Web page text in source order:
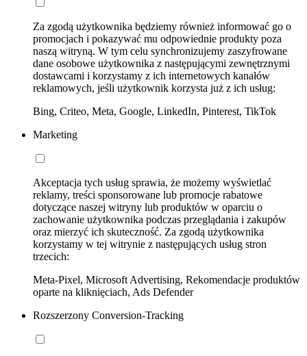
Za zgodą użytkownika będziemy również informować go o
promocjach i pokazywać mu odpowiednie produkty poza
naszą witryną. W tym celu synchronizujemy zaszyfrowane
dane osobowe użytkownika z następującymi zewnętrznymi
dostawcami i korzystamy z ich internetowych kanałów
reklamowych, jeśli użytkownik korzysta już z ich usług:
Bing, Criteo, Meta, Google, LinkedIn, Pinterest, TikTok
Marketing
Akceptacja tych usług sprawia, że możemy wyświetlać
reklamy, treści sponsorowane lub promocje rabatowe
dotyczące naszej witryny lub produktów w oparciu o
zachowanie użytkownika podczas przeglądania i zakupów
oraz mierzyć ich skuteczność. Za zgodą użytkownika
korzystamy w tej witrynie z następujących usług stron
trzecich:
Meta-Pixel, Microsoft Advertising, Rekomendacje produktów
oparte na kliknięciach, Ads Defender
Rozszerzony Conversion-Tracking